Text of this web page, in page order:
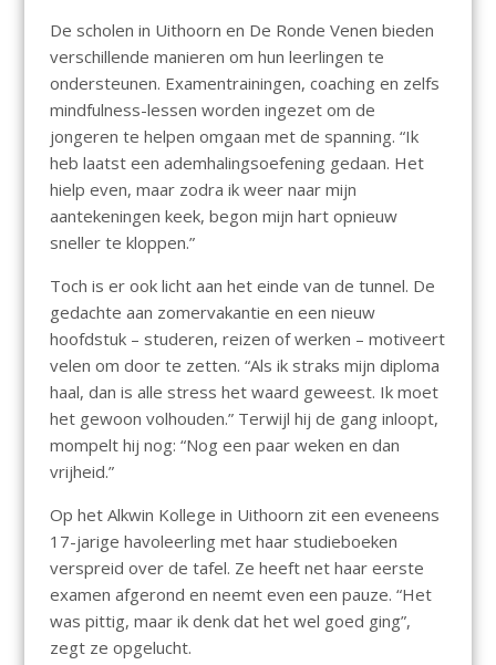
De scholen in Uithoorn en De Ronde Venen bieden
verschillende manieren om hun leerlingen te
ondersteunen. Examentrainingen, coaching en zelfs
mindfulness-lessen worden ingezet om de
jongeren te helpen omgaan met de spanning. “Ik
heb laatst een ademhalingsoefening gedaan. Het
hielp even, maar zodra ik weer naar mijn
aantekeningen keek, begon mijn hart opnieuw
sneller te kloppen.”
Toch is er ook licht aan het einde van de tunnel. De
gedachte aan zomervakantie en een nieuw
hoofdstuk – studeren, reizen of werken – motiveert
velen om door te zetten. “Als ik straks mijn diploma
haal, dan is alle stress het waard geweest. Ik moet
het gewoon volhouden.” Terwijl hij de gang inloopt,
mompelt hij nog: “Nog een paar weken en dan
vrijheid.”
Op het Alkwin Kollege in Uithoorn zit een eveneens
17-jarige havoleerling met haar studieboeken
verspreid over de tafel. Ze heeft net haar eerste
examen afgerond en neemt even een pauze. “Het
was pittig, maar ik denk dat het wel goed ging”,
zegt ze opgelucht.